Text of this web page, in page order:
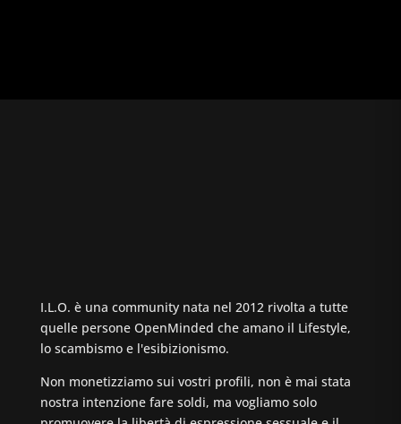
I.L.O. è una community nata nel 2012 rivolta a tutte
quelle persone OpenMinded che amano il Lifestyle,
lo scambismo e l'esibizionismo.
Non monetizziamo sui vostri profili, non è mai stata
nostra intenzione fare soldi, ma vogliamo solo